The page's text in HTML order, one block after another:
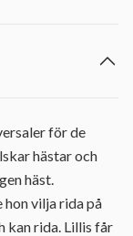
för de
hästar och
häst.
vilja rida på
kan rida. Lillis får